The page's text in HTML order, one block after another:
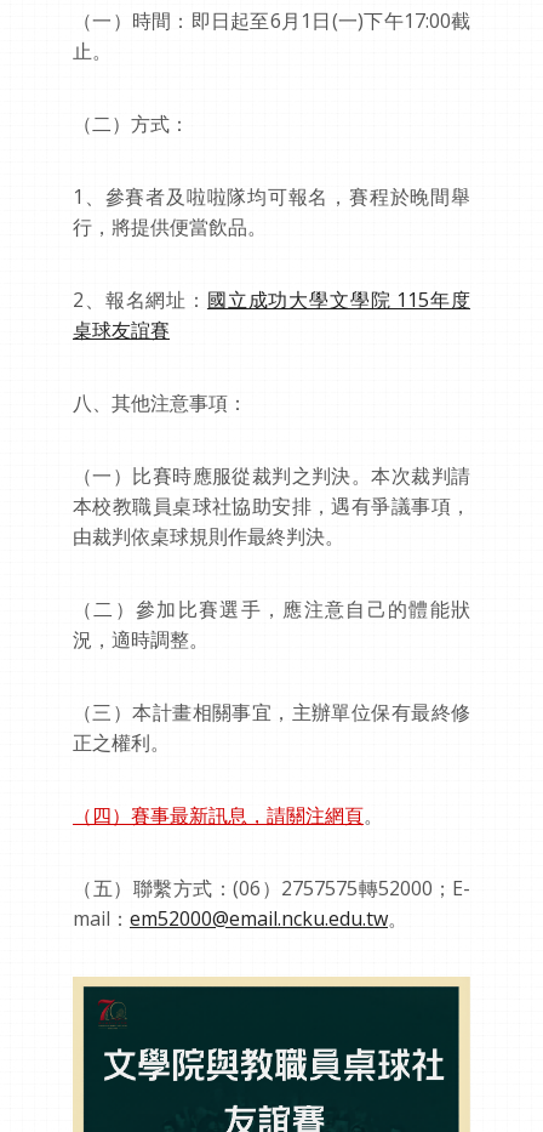
（一）時間：即日起至6月1日(一)下午17:00截
止。
（二）方式：
1、參賽者及啦啦隊均可報名，賽程於晚間舉
行，將提供便當飲品。
2、報名網址： 國立成功大學文學院 115年度
桌球友誼賽
八、其他注意事項：
（一）比賽時應服從裁判之判決。本次裁判請
本校教職員桌球社協助安排，遇有爭議事項，
由裁判依桌球規則作最終判決。
（二）參加比賽選手，應注意自己的體能狀
況，適時調整。
（三）本計畫相關事宜，主辦單位保有最終修
正之權利。
（四）賽事最新訊息，請關注網頁。
（五）聯繫方式：(06）2757575轉52000；E-
mail： em52000@email.ncku.edu.tw。